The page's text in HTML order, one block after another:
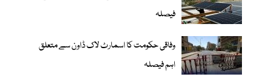
فیصلہ
وفاقی حکومت کا اسمارٹ لاک ڈاون سے متعلق
اہم فیصلہ